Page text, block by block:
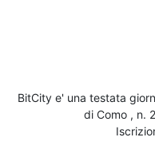
BitCity e' una testata
di Como , n.